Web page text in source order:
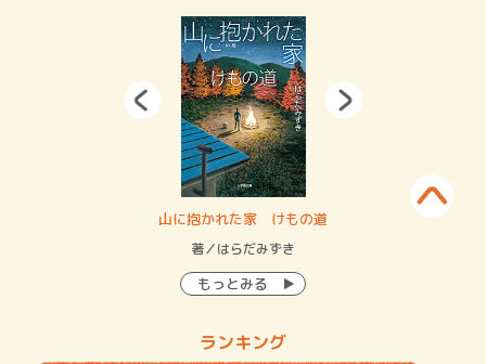
山に抱かれた家 けもの道
著／はらだみずき
もっとみる
ランキング